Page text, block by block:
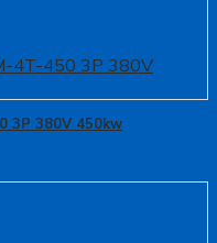
3P 380V 450kw